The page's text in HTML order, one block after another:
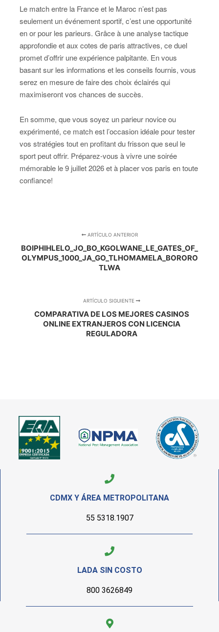
Le match entre la France et le Maroc n’est pas
seulement un événement sportif, c’est une opportunité
en or pour les parieurs. Grâce à une analyse tactique
approfondie et aux cotes de paris attractives, ce duel
promet d’offrir une expérience palpitante. En vous
basant sur les informations et les conseils fournis, vous
serez en mesure de faire des choix éclairés qui
maximiseront vos chances de succès.
En somme, que vous soyez un parieur novice ou
expérimenté, ce match est l’occasion idéale pour tester
vos stratégies tout en profitant du frisson que seul le
sport peut offrir. Préparez-vous à vivre une soirée
mémorable le 9 juillet 2026 et à placer vos paris en toute
confiance!
ARTÍCULO ANTERIOR
BOIPHIHLELO_JO_BO_KGOLWANE_LE_GATES_OF_
OLYMPUS_1000_JA_GO_TLHOMAMELA_BORORO
TLWA
ARTÍCULO SIGUIENTE
COMPARATIVA DE LOS MEJORES CASINOS
ONLINE EXTRANJEROS CON LICENCIA
REGULADORA
CDMX Y ÁREA METROPOLITANA
55 5318.1907
LADA SIN COSTO
800 3626849